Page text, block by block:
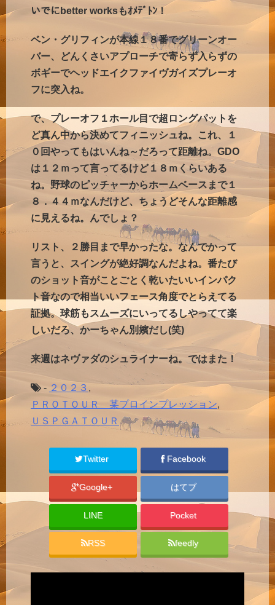
いでにbetter worksもｵﾒﾃﾞﾄﾝ！
ベン・グリフィンが本線１８番でグリーンオー
バー、どんくさいアプローチで寄らず入らずの
ボギーでヘッドエイクファイヴガイズプレーオ
フに突入ね。
で、プレーオフ１ホール目で超ロングパットを
ど真ん中から決めてフィニッシュね。これ、１
０回やってもはいんね～だろって距離ね。GDO
は１２ｍって言ってるけど１８ｍくらいある
ね。野球のピッチャーからホームベースまで１
８．４４ｍなんだけど、ちょうどそんな距離感
に見えるね。んでしょ？
リスト、２勝目まで早かったな。なんでかって
言うと、スイングが絶好調なんだよね。番たび
のショット音がことごとく乾いたいいインパク
ト音なので相当いいフェース角度でとらえてる
証拠。球筋もスムーズにいってるしやってて楽
しいだろ、かーちゃん別嬪だし(笑)
来週はネヴァダのシュライナーね。ではまた！
- ２０２３ ,
ＰＲＯＴＯＵＲ 某プロインプレッション,
ＵＳＰＧＡＴＯＵＲ
Twitter Facebook
Google+ はてブ
LINE Pocket
RSS feedly